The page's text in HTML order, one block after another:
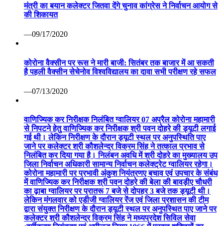
मंत्री का बयान कलेक्टर जितवा देंगे चुनाव कांग्रेस ने निर्वाचन आयोग से
की शिकायत
—09/17/2020
कोरोना वैक्सीन पर रूस ने मारी बाजी: सितंबर तक बाजार में आ सकती
है पहली वैक्सीन सेचेनोव विश्वविद्यालय का दावा सभी परीक्षण रहे सफल
—07/13/2020
वाणिज्यिक कर निरीक्षक निलंबित ग्वालियर 07 अप्रैल कोरोना महामारी
से निपटने हेतु वाणिज्यिक कर निरीक्षक श्री पवन दोहरे की ड्यूटी लगाई
गई थी। लेकिन निरीक्षण के दौरान ड्यूटी स्थल पर अनुपस्थिति पाए
जाने पर कलेक्टर श्री कौशलेन्द्र विक्रम सिंह ने तत्काल प्रभाव से
निलंबित कर दिया गया है। निलंबन अवधि में श्री दोहरे का मुख्यालय उप
जिला निर्वाचन अधिकारी सामान्य निर्वाचन कलेक्ट्रेट ग्वालियर रहेगा।
कोरोना महामारी पर प्रभावी अंकुश नियंत्रणए बचाव एवं उपचार के संबंध
में वाणिज्यिक कर निरीक्षक श्री पवन दोहरे की बेला की बावड़ीए चौधरी
का ढ़ाबा ग्वालियर पर प्रातरू 7 बजे से दोपहर 3 बजे तक ड्यूटी थी।
लेकिन मंगलवार को एडीजी ग्वालियर रेंज एवं जिला प्रशासन की टीम
द्वारा संयुक्त निरीक्षण के दौरान ड्यूटी स्थल पर अनुपस्थित पाए जाने पर
कलेक्टर श्री कौशलेन्द्र विक्रम सिंह ने मध्यप्रदेश सिविल सेवा